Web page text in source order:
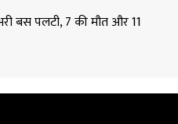
बस पलटी, 7 की मौत और 11